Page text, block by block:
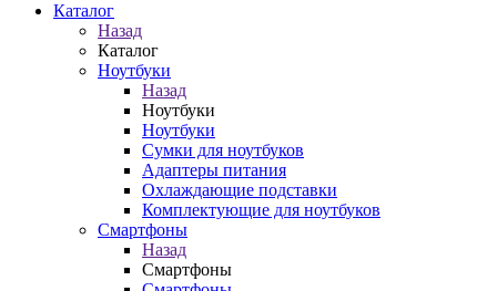
Каталог
Назад
Каталог
Ноутбуки
Назад
Ноутбуки
Ноутбуки
Сумки для ноутбуков
Адаптеры питания
Охлаждающие подставки
Комплектующие для ноутбуков
Смартфоны
Назад
Смартфоны